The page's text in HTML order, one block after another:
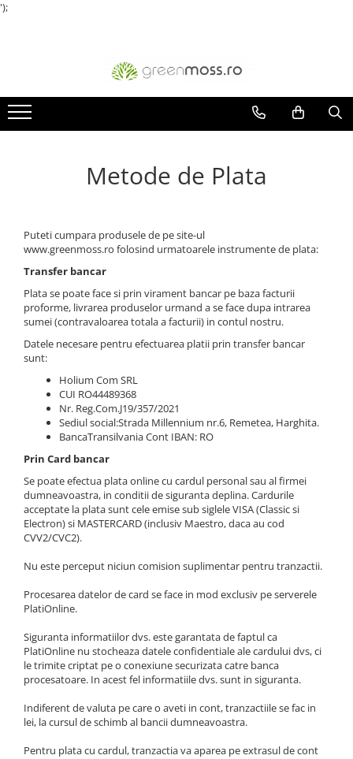
');
Metode de Plata
Puteti cumpara produsele de pe site-ul
www.greenmoss.ro folosind urmatoarele instrumente de plata:
Transfer bancar
Plata se poate face si prin virament bancar pe baza facturii
proforme, livrarea produselor urmand a se face dupa intrarea
sumei (contravaloarea totala a facturii) in contul nostru.
Datele necesare pentru efectuarea platii prin transfer bancar
sunt:
Holium Com SRL
CUI RO44489368
Nr. Reg.Com.J19/357/2021
Sediul social:Strada Millennium nr.6, Remetea, Harghita.
BancaTransilvania Cont IBAN: RO
Prin Card bancar
Se poate efectua plata online cu cardul personal sau al firmei
dumneavoastra, in conditii de siguranta deplina. Cardurile
acceptate la plata sunt cele emise sub siglele VISA (Classic si
Electron) si MASTERCARD (inclusiv Maestro, daca au cod
CVV2/CVC2).
Nu este perceput niciun comision suplimentar pentru tranzactii.
Procesarea datelor de card se face in mod exclusiv pe serverele
PlatiOnline.
Siguranta informatiilor dvs. este garantata de faptul ca
PlatiOnline nu stocheaza datele confidentiale ale cardului dvs, ci
le trimite criptat pe o conexiune securizata catre banca
procesatoare. In acest fel informatiile dvs. sunt in siguranta.
Indiferent de valuta pe care o aveti in cont, tranzactiile se fac in
lei, la cursul de schimb al bancii dumneavoastra.
Pentru plata cu cardul, tranzactia va aparea pe extrasul de cont